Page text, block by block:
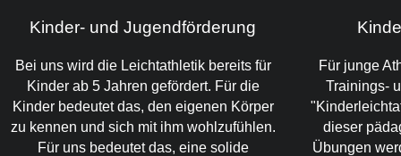
Kinder- und Jugendförderung
Bei uns wird die Leichtathletik bereits für
Kinder ab 5 Jahren gefördert. Für die
Kinder bedeutet das, den eigenen Körper
zu kennen und sich mit ihm wohlzufühlen.
Für uns bedeutet das, eine solide
Für junge
Trainings-
dieser
Übungen